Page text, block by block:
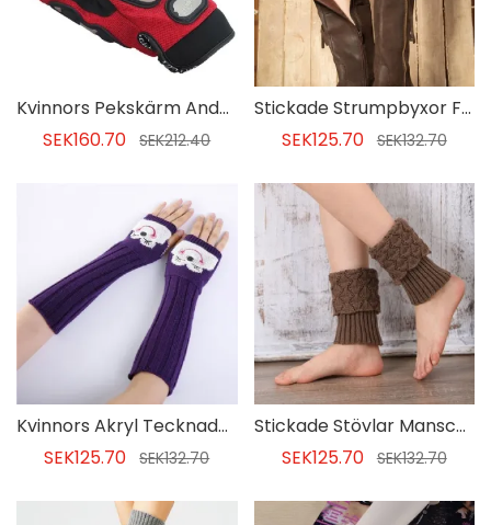
Kvinnors Pekskärm Andningsbara Vantar Cykelhandskar
SEK160.70
SEK212.40
Stickade Strumpbyxor För Muddar För Kvinnor
SEK125.70 SEK132.70
Kvinnors Akryl Tecknade Pekskärm Vinterhandskar
SEK125.70
SEK132.70
Stickade Stövlar Manschettstrumpor För Kvinnor
SEK125.70 SEK132.70